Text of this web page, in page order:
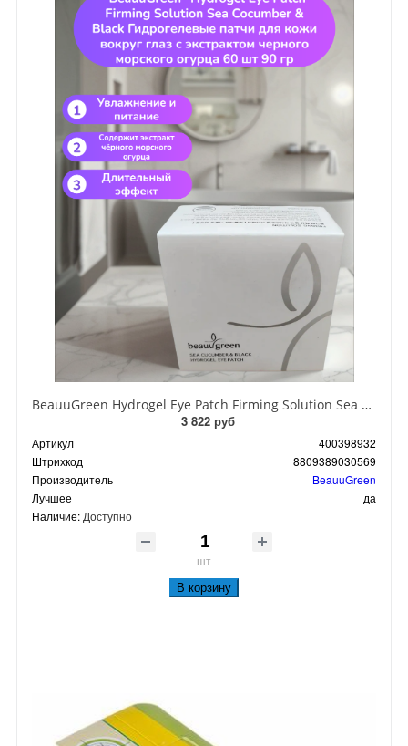
BeauuGreen Hydrogel Eye Patch Firming Solution Sea Cocumber & Black Гидрогелевые патчи для кожи вокруг глаз с экстрактом черного морского огурца 60 шт 90 гр
3 822 руб
Артикул
400398932
Штрихкод
8809389030569
Производитель
BeauuGreen
Лучшее
да
Наличие: Доступно
шт
В корзину